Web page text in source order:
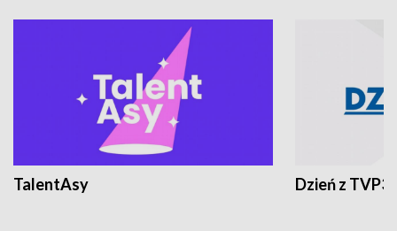
TalentAsy Dzień z TVP3